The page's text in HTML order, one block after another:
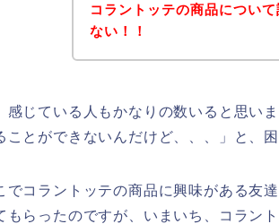
コラントッテの商品につい
ない！！
感じている人もかなりの数いると思い
ことができないんだけど、、、」と、
でコラントッテの商品に興味がある友
もらったのですが、いまいち、コラン